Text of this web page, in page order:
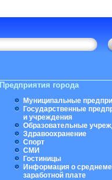
Предприятия города
Муниципальные
Государственные
и учреждения
Образовательные
Здравоохранение
Спорт
СМИ
Гостиницы
Информация о
заработной плате